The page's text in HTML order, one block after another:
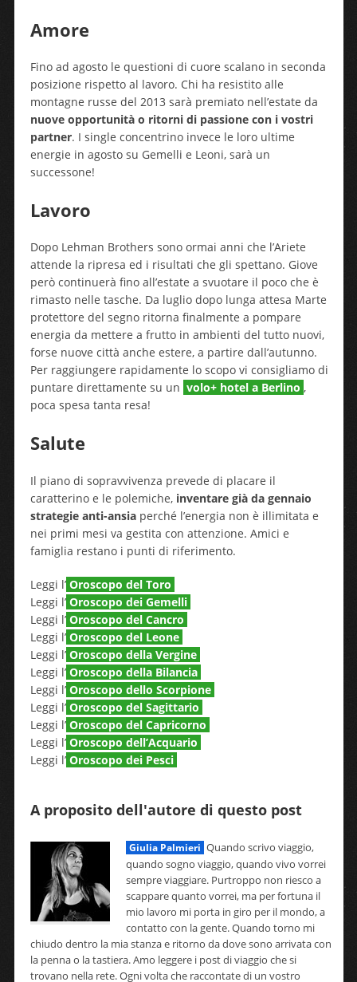
Amore
Fino ad agosto le questioni di cuore scalano in seconda
posizione rispetto al lavoro. Chi ha resistito alle
montagne russe del 2013 sarà premiato nell’estate da
nuove opportunità o ritorni di passione con i vostri
partner. I single concentrino invece le loro ultime
energie in agosto su Gemelli e Leoni, sarà un
successone!
Lavoro
Dopo Lehman Brothers sono ormai anni che l’Ariete
attende la ripresa ed i risultati che gli spettano. Giove
però continuerà fino all’estate a svuotare il poco che è
rimasto nelle tasche. Da luglio dopo lunga attesa Marte
protettore del segno ritorna finalmente a pompare
energia da mettere a frutto in ambienti del tutto nuovi,
forse nuove città anche estere, a partire dall’autunno.
Per raggiungere rapidamente lo scopo vi consigliamo di
puntare direttamente su un volo+ hotel a Berlino ,
poca spesa tanta resa!
Salute
Il piano di sopravvivenza prevede di placare il
caratterino e le polemiche, inventare già da gennaio
strategie anti-ansiaperché l’energia non è illimitata e
nei primi mesi va gestita con attenzione. Amici e
famiglia restano i punti di riferimento.
Leggi l’ Oroscopo del Toro
Leggi l’ Oroscopo dei Gemelli
Leggi l’ Oroscopo del Cancro
Leggi l’ Oroscopo del Leone
Leggi l’ Oroscopo della Vergine
Leggi l’ Oroscopo della Bilancia
Leggi l’ Oroscopo dello Scorpione
Leggi l’ Oroscopo del Sagittario
Leggi l’ Oroscopo del Capricorno
Leggi l’ Oroscopo dell’Acquario
Leggi l’ Oroscopo dei Pesci
A proposito dell'autore di questo post
Giulia Palmieri Quando scrivo viaggio,
quando sogno viaggio, quando vivo vorrei
sempre viaggiare. Purtroppo non riesco a
scappare quanto vorrei, ma per fortuna il
mio lavoro mi porta in giro per il mondo, a
contatto con la gente. Quando torno mi
chiudo dentro la mia stanza e ritorno da dove sono arrivata con
la penna o la tastiera. Amo leggere i post di viaggio che si
trovano nella rete. Ogni volta che raccontate di un vostro